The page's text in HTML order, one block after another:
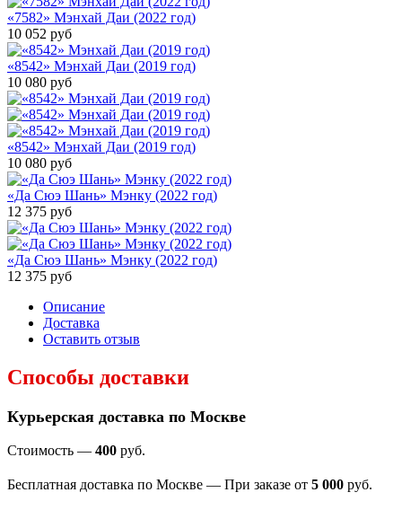
«7582» Мэнхай Даи (2022 год)
10 052 руб
«8542» Мэнхай Даи (2019 год)
10 080 руб
«8542» Мэнхай Даи (2019 год)
10 080 руб
«Да Сюэ Шань» Мэнку (2022 год)
12 375 руб
«Да Сюэ Шань» Мэнку (2022 год)
12 375 руб
Описание
Доставка
Оставить отзыв
Способы доставки
Курьерская доставка по Москве
Стоимость — 400 руб.
Бесплатная доставка по Москве — При заказе от 5 000 руб.